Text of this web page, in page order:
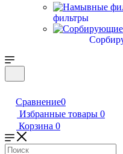
фильтры
Сравнение0
Избранные товары 0
Корзина 0